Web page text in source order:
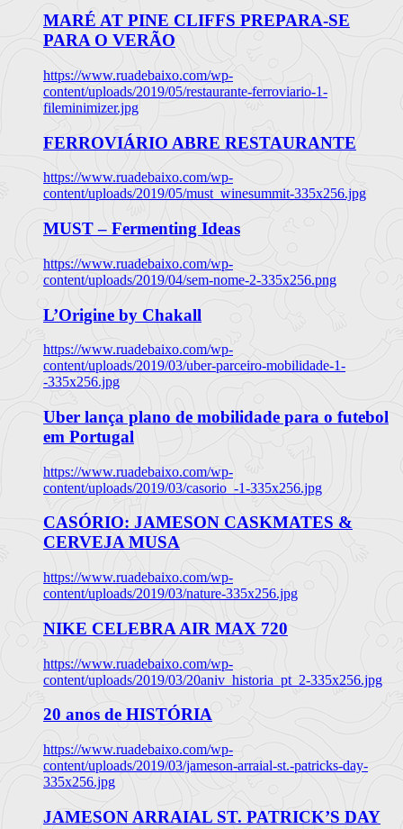
MARÉ AT PINE CLIFFS PREPARA-SE
PARA O VERÃO
https://www.ruadebaixo.com/wp-
content/uploads/2019/05/restaurante-ferroviario-1-
fileminimizer.jpg
FERROVIÁRIO ABRE RESTAURANTE
https://www.ruadebaixo.com/wp-
content/uploads/2019/05/must_winesummit-335x256.jpg
MUST – Fermenting Ideas
https://www.ruadebaixo.com/wp-
content/uploads/2019/04/sem-nome-2-335x256.png
L’Origine by Chakall
https://www.ruadebaixo.com/wp-
content/uploads/2019/03/uber-parceiro-mobilidade-1-
-335x256.jpg
Uber lança plano de mobilidade para o futebol
em Portugal
https://www.ruadebaixo.com/wp-
content/uploads/2019/03/casorio_-1-335x256.jpg
CASÓRIO: JAMESON CASKMATES &
CERVEJA MUSA
https://www.ruadebaixo.com/wp-
content/uploads/2019/03/nature-335x256.jpg
NIKE CELEBRA AIR MAX 720
https://www.ruadebaixo.com/wp-
content/uploads/2019/03/20aniv_historia_pt_2-335x256.jpg
20 anos de HISTÓRIA
https://www.ruadebaixo.com/wp-
content/uploads/2019/03/jameson-arraial-st.-patricks-day-
335x256.jpg
JAMESON ARRAIAL ST. PATRICK’S DAY